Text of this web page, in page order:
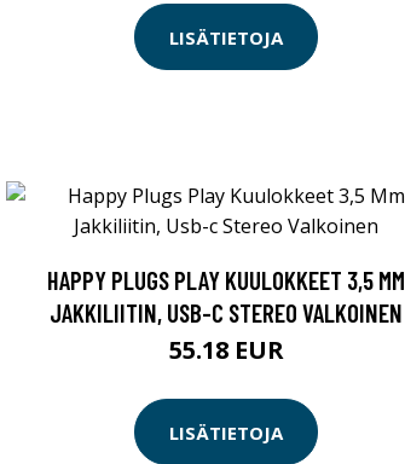
LISÄTIETOJA
HAPPY PLUGS PLAY KUULOKKEET 3,5 MM
JAKKILIITIN, USB-C STEREO VALKOINEN
55.18 EUR
LISÄTIETOJA